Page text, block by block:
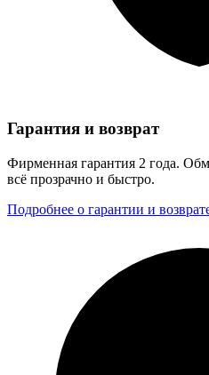
Гарантия и возврат
Фирменная гарантия 2 года.
всё прозрачно и быстро.
Подробнее о гарантии и